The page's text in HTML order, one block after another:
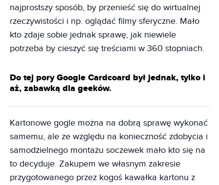
najprostszy sposób, by przenieść się do wirtualnej
rzeczywistości i np. oglądać filmy sferyczne. Mało
kto zdaje sobie jednak sprawę, jak niewiele
potrzeba by cieszyć się treściami w 360 stopniach.
Do tej pory Google Cardcoard był jednak, tylko i
aż, zabawką dla geeków.
Kartonowe gogle można na dobrą sprawę wykonać
samemu, ale ze względu na konieczność zdobycia i
samodzielnego montażu soczewek mało kto się na
to decyduje. Zakupem we własnym zakresie
przygotowanego przez kogoś kawałka kartonu z